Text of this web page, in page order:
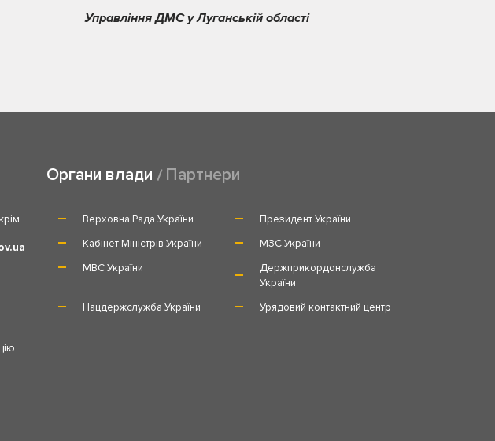
Управління ДМС у Луганській області
Органи влади Партнери
Верховна Рада України
Президент України
Кабінет Міністрів України
МЗС України
МВС України
Держприкордонслужба
України
Нацдержслужба України
Урядовий контактний центр